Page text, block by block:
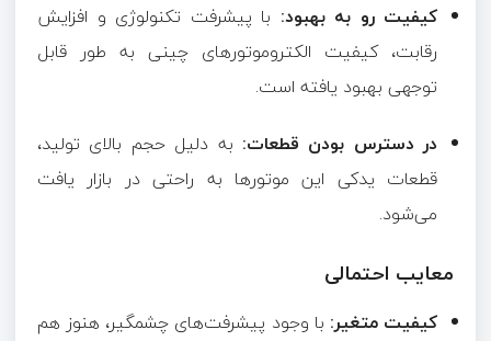
کیفیت رو به بهبود: با پیشرفت تکنولوژی و افزایش
رقابت، کیفیت الکتروموتورهای چینی به طور قابل
توجهی بهبود یافته است.
در دسترس بودن قطعات: به دلیل حجم بالای تولید،
قطعات یدکی این موتورها به راحتی در بازار یافت
می‌شود.
معایب احتمالی
کیفیت متغیر: با وجود پیشرفت‌های چشمگیر، هنوز هم